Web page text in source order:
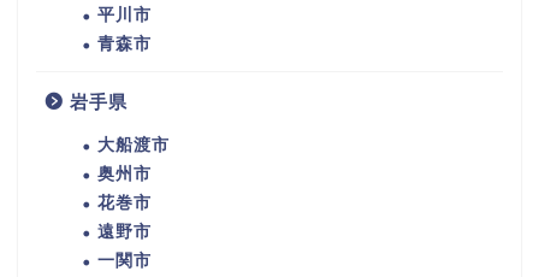
平川市
青森市
岩手県
大船渡市
奥州市
花巻市
遠野市
一関市